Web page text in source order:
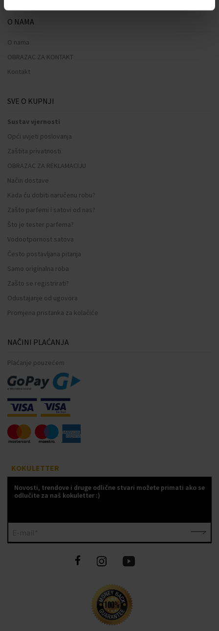
O NAMA
O nama
OBRAZAC ZA KONTAKT
Kontakt
SVE O KUPNJI
Sustav vjernosti
Opći uvjeti poslovanja
Zaštita privatnosti
OBRAZAC ZA REKLAMACIJU
Način dostave
Kada ću dobiti naručenu robu?
Zašto parfemi i satovi od nas?
Što je tester parfema?
Vodootpornost satova
Često postavljana pitanja
Samo originalna roba
Zašto se registrirati?
Odustajanje od ugovora
Promjena pristanka za kolačiće
NAČINI PLAĆANJA
Plaćanje pouzećem
KOKULETTER
Novosti, trendove i druge odlične stvari možete primati ako se
odlučite za naš kokuletter :)